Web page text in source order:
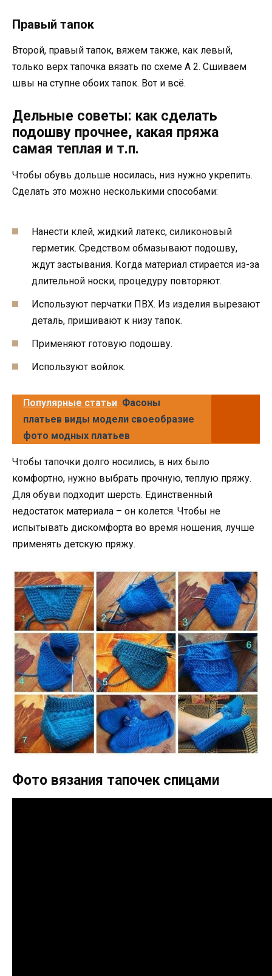
Правый тапок
Второй, правый тапок, вяжем также, как левый,
только верх тапочка вязать по схеме А 2. Сшиваем
швы на ступне обоих тапок. Вот и всё.
Дельные советы: как сделать
подошву прочнее, какая пряжа
самая теплая и т.п.
Чтобы обувь дольше носилась, низ нужно укрепить.
Сделать это можно несколькими способами:
Нанести клей, жидкий латекс, силиконовый
герметик. Средством обмазывают подошву,
ждут застывания. Когда материал стирается из-за
длительной носки, процедуру повторяют.
Используют перчатки ПВХ. Из изделия вырезают
деталь, пришивают к низу тапок.
Применяют готовую подошву.
Используют войлок.
Популярные статьи Фасоны
платьев виды модели своеобразие
фото модных платьев
Чтобы тапочки долго носились, в них было
комфортно, нужно выбрать прочную, теплую пряжу.
Для обуви подходит шерсть. Единственный
недостаток материала – он колется. Чтобы не
испытывать дискомфорта во время ношения, лучше
применять детскую пряжу.
Фото вязания тапочек спицами